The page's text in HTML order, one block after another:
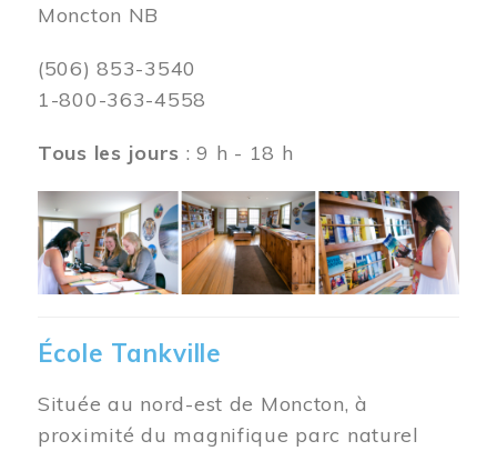
Moncton NB
(506) 853-3540
1-800-363-4558
Tous les jours : 9 h - 18 h
Image
École Tankville
Située au nord-est de Moncton, à
proximité du magnifique parc naturel